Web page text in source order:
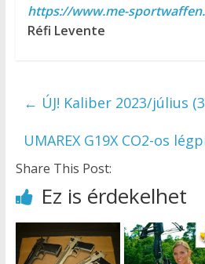
https://www.me-
Réfi Levente
← ÚJ! Kaliber 2023/július
UMAREX G19X CO2-os
Share This Post:
Ez is érdekelhet